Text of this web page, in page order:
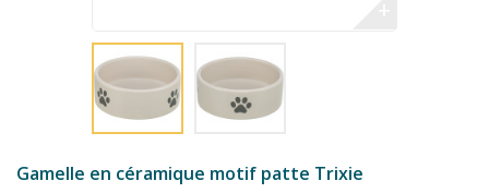
Gamelle en céramique motif patte Trixie